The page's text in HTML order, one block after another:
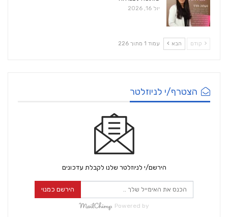
יול 16, 2026
קודם הבא עמוד 1 מתוך 226
הצטרף/י לניוזלטר
הירשם/י לניוזלטר שלנו לקבלת עדכונים
הירשם כמנוי
Powered by